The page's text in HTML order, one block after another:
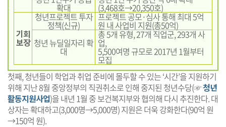
확대 (3,468호→20,350호)
기회
보장
청년프로젝트 투자
정책(신규)
프로젝트 공모·심사 통해 최대 5억
원 내 사업비 지원(총50억)
청년 뉴딜일자리 확
대
총 5개 유형, 27개 직업군, 293개 사
업,
5,500여명 규모로 2017년 1월부터
모집
첫째, 청년들이 학업과 취업 준비에 몰두할 수 있는 ‘시간’을 지원하기
위해 지난 8월 중앙정부의 직권취소로 인해 중지된 청년수당(☞청년
활동지원사업)을 내년 1월 중 보건복지부와 협의해 다시 추진한다. 대
상자는 확대하고(3,000명→5,000명) 지원은 더욱 강화한다(90억 원
→150억 원).